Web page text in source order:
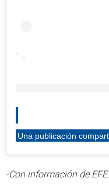
-Con información de EFE.